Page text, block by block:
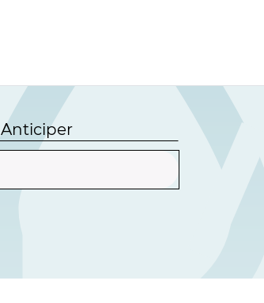
Anticiper